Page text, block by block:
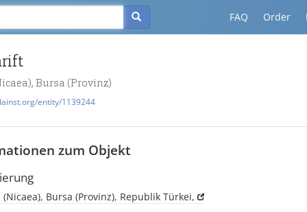
FAQ Order
Bursa (Provinz)
entity/1139244
zum Objekt
(Nicaea), Bursa (Provinz), Republik Türkei,